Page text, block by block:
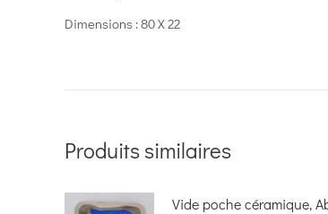
Dimensions : 80 X 22
Produits similaires
Vide poche céramique,